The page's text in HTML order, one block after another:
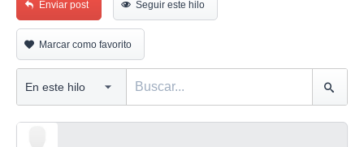
Enviar post Seguir este hilo
Marcar como favorito